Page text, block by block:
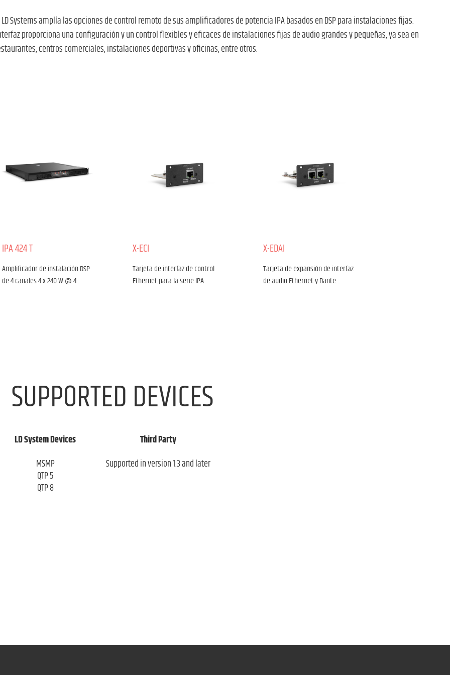
Systems amplía las opciones de control remoto de sus amplificadores de potencia IPA basados en DSP para instalaciones fijas.
proporciona una configuración y un control flexibles y eficaces de instalaciones fijas de audio grandes y pequeñas, ya sea en
centros comerciales, instalaciones deportivas y oficinas, entre otros.
Tipo de producto:
Amplificador
Tipo:
IPA 424 T
Amplificador de instalación DSP
de 4 canales 4 x 240 W @ 4…
Material:
Chapa de acero
Revestimiento:
X-ECI
Tarjeta de interfaz de control
Ethernet para la serie IPA
Material:
Chapa de acero
Revestimiento:
X-EDAI
Tarjeta de expansión de interfaz
de audio Ethernet y Dante…
SUPPORTED DEVICES
LD System Devices
MSMP
QTP 5
QTP 8
Third Party
Supported in version 1.3 and later